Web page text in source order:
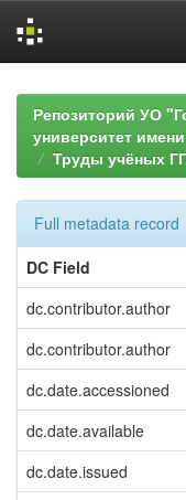
navigationРепозиторий УО
университет
Труды учёных
Full metadata record
DC Field
dc.contributor.author
dc.contributor.author
dc.date.accessioned
dc.date.available
dc.date.issued